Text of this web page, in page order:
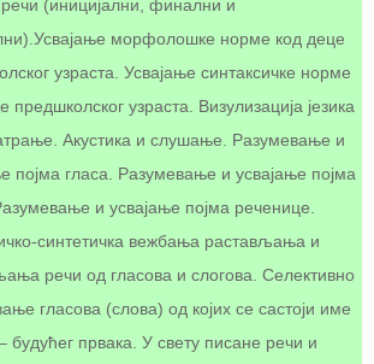
речи (иницијални, финални и
морфолошке норме код деце
узраста. Усвајање синтаксичке норме
предшколског узраста. Визулизација језика
Акустика и слушање. Разумевање и
појма гласа. Разумевање и усвајање појма
и усвајање појма реченице.
синтетичка вежбања растављања и
речи од гласова и слогова. Селективно
гласова (слова) од којих се састоји име
будућег првака. У свету писане речи и